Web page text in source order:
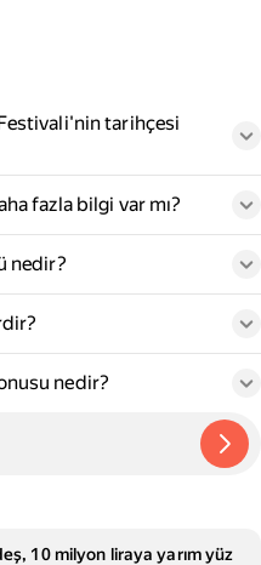
tarihçesi
fazla bilgi var mı?
nedir?
nedir?
10 milyon liraya yarım yüz